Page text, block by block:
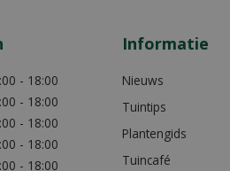
- 18:00
- 18:00
- 18:00
- 18:00
- 18:00
Informatie
Nieuws
Tuintips
Plantengids
Tuincafé